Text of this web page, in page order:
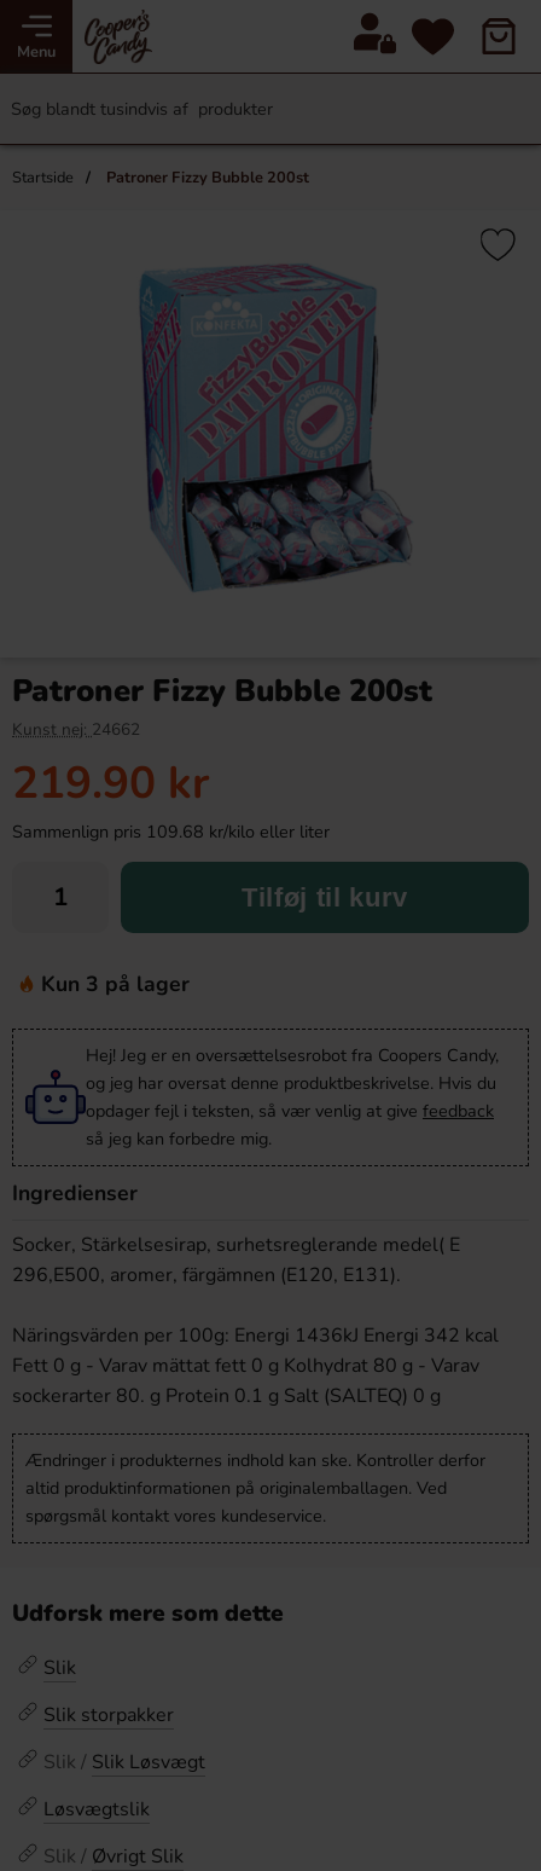
Menu
Startside Patroner Fizzy Bubble 200st
Patroner Fizzy Bubble 200st
Kunst nej: 24662
219.90 kr
Sammenlign pris 109.68 kr/kilo eller liter
Tilføj til kurv
Kun 3 på lager
Hej! Jeg er en oversættelsesrobot fra Coopers Candy,
og jeg har oversat denne produktbeskrivelse. Hvis du
opdager fejl i teksten, så vær venlig at give feedback
så jeg kan forbedre mig.
Ingredienser
Socker, Stärkelsesirap, surhetsreglerande medel( E
296,E500, aromer, färgämnen (E120, E131).
Näringsvärden per 100g: Energi 1436kJ Energi 342 kcal
Fett 0 g - Varav mättat fett 0 g Kolhydrat 80 g - Varav
sockerarter 80. g Protein 0.1 g Salt (SALTEQ) 0 g
Ændringer i produkternes indhold kan ske. Kontroller derfor
altid produktinformationen på originalemballagen. Ved
spørgsmål kontakt vores kundeservice.
Udforsk mere som dette
Slik
Slik storpakker
Slik / Slik Løsvægt
Løsvægtslik
Slik / Øvrigt Slik